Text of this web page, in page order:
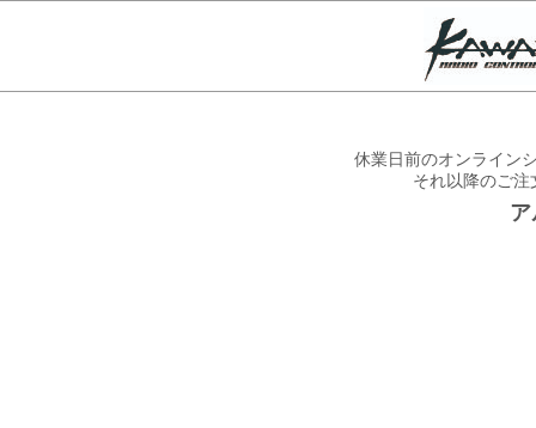
休業日前のオンライン
それ以降のご